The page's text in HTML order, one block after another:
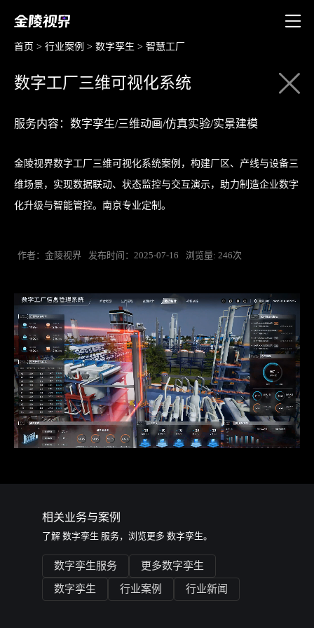
首页 > 行业案例 > 数字孪生 > 智慧工厂
数字工厂三维可视化系统
服务内容：数字孪生/三维动画/仿真实验/实景建模
金陵视界数字工厂三维可视化系统案例，构建厂区、产线与设备三
维场景，实现数据联动、状态监控与交互演示，助力制造企业数字
化升级与智能管控。南京专业定制。
作者：金陵视界 发布时间：2025-07-16 浏览量: 246次
相关业务与案例
了解 数字孪生 服务，浏览更多 数字孪生。
数字孪生服务 更多数字孪生
数字孪生 行业案例 行业新闻